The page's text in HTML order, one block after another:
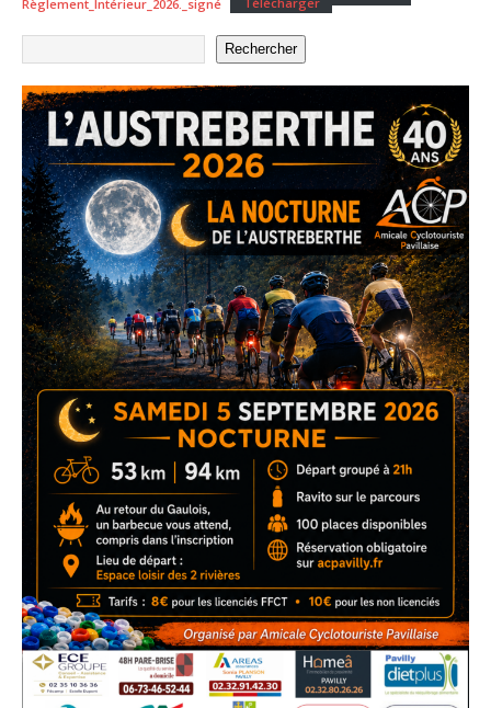
Règlement_Intérieur_2026._signé
Télécharger
Rechercher